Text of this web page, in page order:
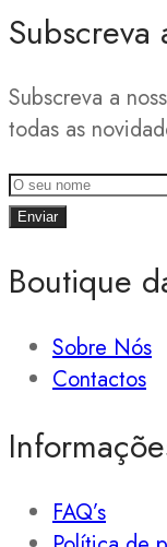
Subscreva
Subscreva a
todas as
Boutique
Sobre Nós
Contactos
FAQ’s